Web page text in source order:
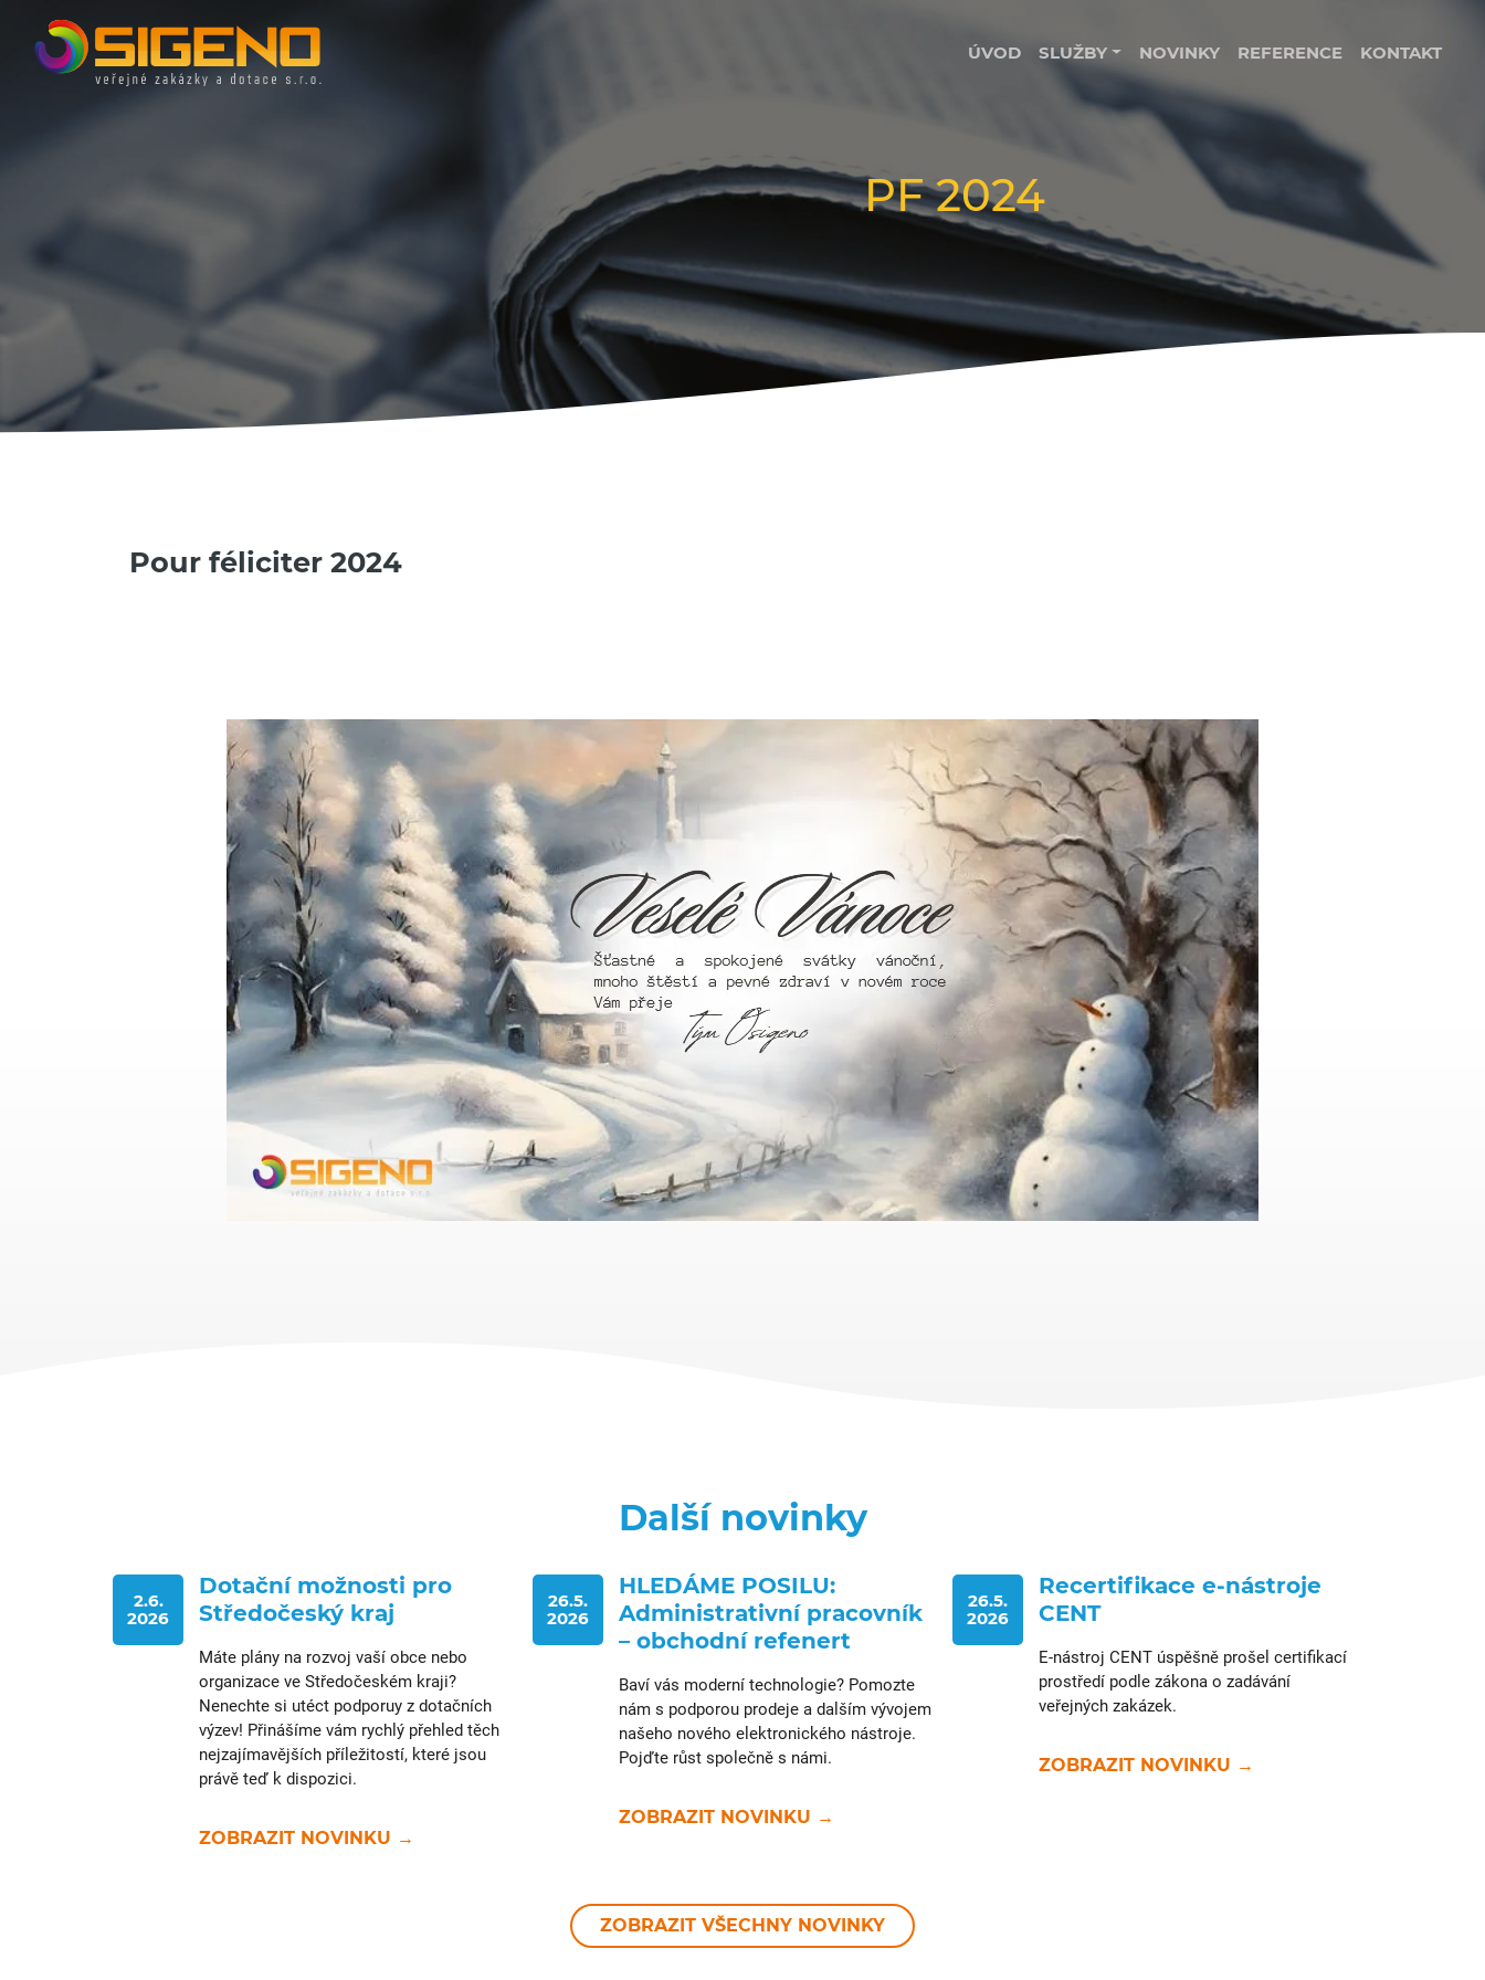
ÚVOD SLUŽBY NOVINKY REFERENCE KONTAKT
PF 2024
Pour féliciter 2024
Další novinky
2.6.
2026
Dotační možnosti pro
Středočeský kraj
Máte plány na rozvoj vaší obce nebo
organizace ve Středočeském kraji?
Nenechte si utéct podporuy z dotačních
výzev! Přinášíme vám rychlý přehled těch
nejzajímavějších příležitostí, které jsou
právě teď k dispozici.
ZOBRAZIT NOVINKU →
26.5.
2026
HLEDÁME POSILU:
Administrativní pracovník
– obchodní refenert
Baví vás moderní technologie? Pomozte
nám s podporou prodeje a dalším vývojem
našeho nového elektronického nástroje.
Pojďte růst společně s námi.
ZOBRAZIT NOVINKU →
26.5.
2026
Recertifikace e-nástroje
CENT
E-nástroj CENT úspěšně prošel certifikací
prostředí podle zákona o zadávání
veřejných zakázek.
ZOBRAZIT NOVINKU →
ZOBRAZIT VŠECHNY NOVINKY